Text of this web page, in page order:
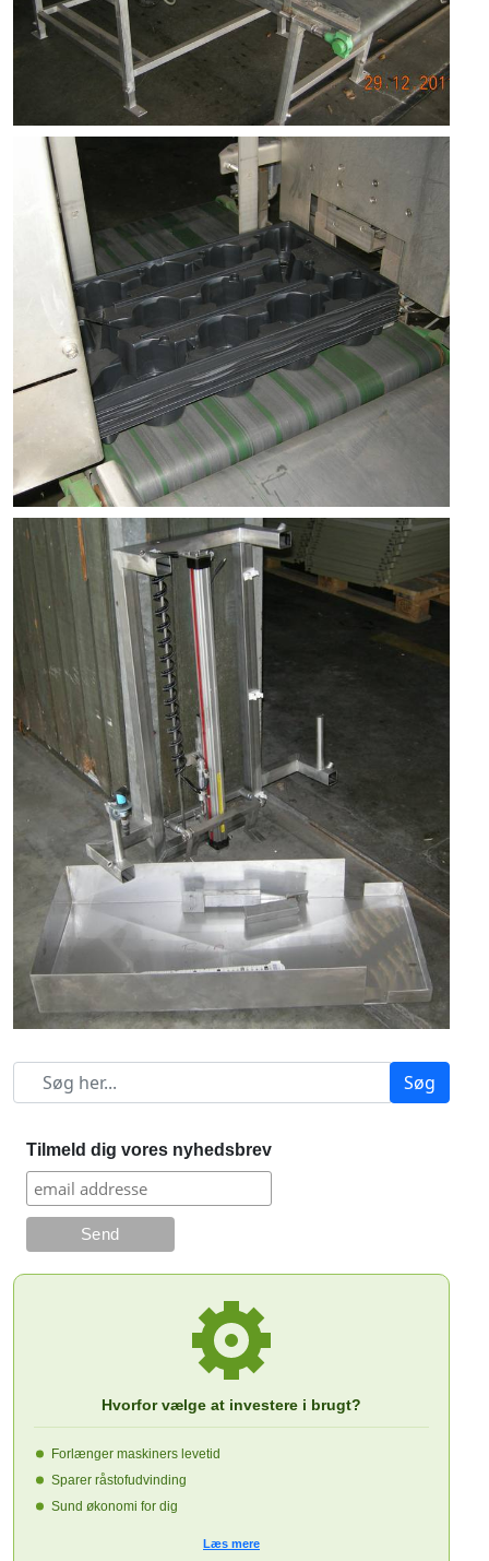
Søg
Tilmeld dig vores nyhedsbrev
Hvorfor vælge at investere i brugt?
Forlænger maskiners levetid
Sparer råstofudvinding
Sund økonomi for dig
Læs mere